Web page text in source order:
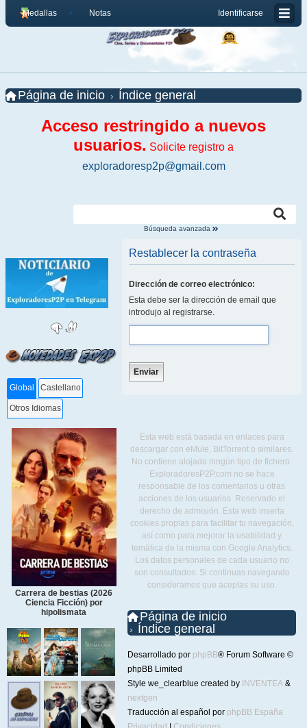
Identificarse
Medallas Notas
Página de inicio Índice general
Acceso restringido a nuevos
usuarios. Solicite registro a
exploradoresp2p@gmail.com
Búsqueda avanzada
Global Castellano
Otros Idiomas
Carrera de bestias (2026
Ciencia Ficción) por
hipolismata
Restablecer la contraseña
Dirección de correo electrónico:
Esta debe ser la dirección de email que
introdujo al registrarse.
Esta web está basada en enlaces para
descargar con eMule, BitTorrent o similares.
No contiene alojado ningún tipo de fichero.
ExploradoresP2P.com no se hace
responsable de los comentarios u otras
acciones de los usuarios. Reservado el
derecho de admisión. Esta web inserta
cookies propias para facilitar tu navegación,
así como para mejorar la usabilidad y
temática de la misma con Google Analytics.
Los datos personales de cada usuario no
son consultados. Si continuas navegando
consideramos que aceptas su uso.
Página de inicio
Índice general
Desarrollado por phpBB® Forum Software ©
phpBB Limited
Style we_clearblue created by INVENTEA &
nextgen
Traducción al español por phpBB España